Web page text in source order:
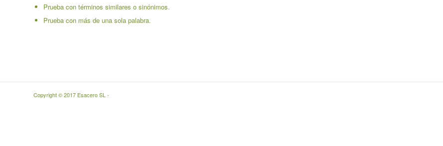
Prueba con términos similares o sinónimos.
Prueba con más de una sola palabra.
Copyright © 2017 Esacero SL -